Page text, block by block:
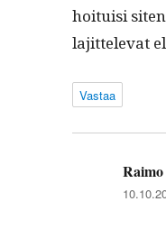
hoi­tu­isi
lajit­tel­e­vat
Vastaa